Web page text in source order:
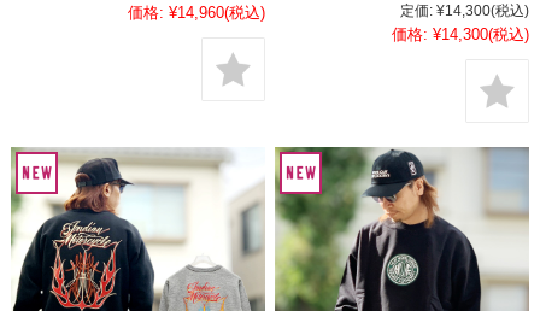
価格: ¥14,960(税込) 定価: ¥14,300(税込)
価格: ¥14,300(税込)